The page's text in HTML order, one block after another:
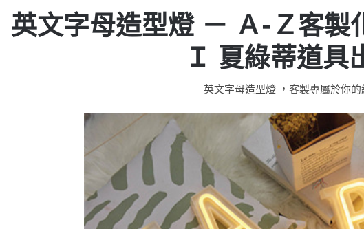
英文字母造型燈 － Ａ-Ｚ客製
Ｉ 夏綠蒂道具
英文字母造型燈 ，客製專屬於你的